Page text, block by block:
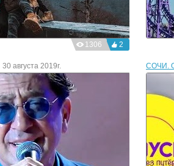
2
1306
премьер
30 августа 2019г. СОЧИ.